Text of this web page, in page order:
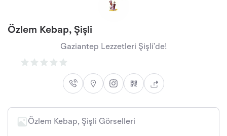
Özlem Kebap, Şişli
Gaziantep Lezzetleri Şişli’de!
Özlem Kebap, Şişli Görselleri